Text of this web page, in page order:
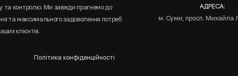
та контролю. Ми завжди прагнемо до
та максимального задоволення потреб
клієнтів.
Політика конфіденційності
АДРЕСА:
м. Суми, просп. Михайла